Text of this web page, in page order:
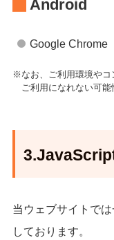
Android
Google Chrome
※なお、ご利用環境やコ
ご利用になれない可能
当ウェブサイトで
しております。